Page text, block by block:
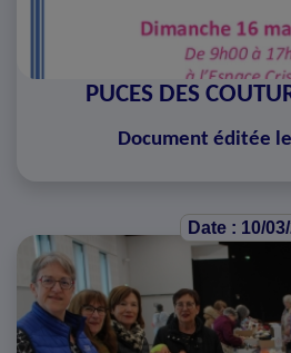
PUCES DES
Document éditée
Date : 10/